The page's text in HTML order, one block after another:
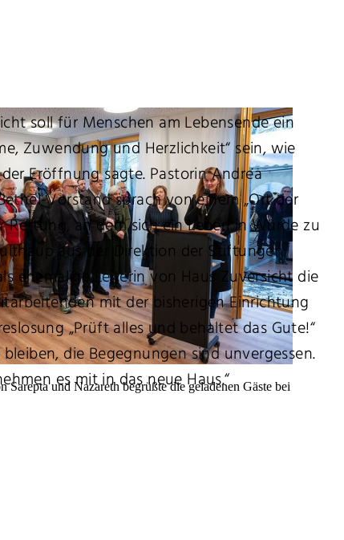
und Nazareth begrüßte die geladenen Gäste bei
soll für Menschen am Lebensende ein
Zuwendung und Herzlichkeit“ sein, wie
Eröffnung sagte. Pastorin Andrea
Vorstand sprach von einem „Ort der
Rettung, an dem sich ein Leben in Würde zu
aus der Direktion der Stiftungen
ehemalige Leiterin von Haus Zuversicht die
mit der bisherigen Einrichtung
„Prüft alles und behaltet das Gute!“
die Begegnungen sind unvergessen.
es mit in das neue Haus.“